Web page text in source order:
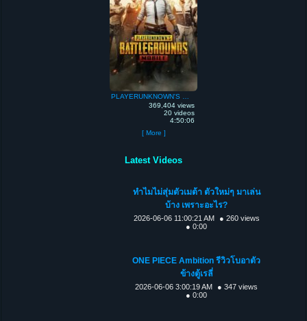
369,404 views
20 videos
4:50:06
[ More ]
Latest Videos
ทำไมไม่สุ่มตัวเมต้า ตัวใหม่ๆ มาเล่น
บ้าง เพราะอะไร?
2026-06-06 11:00:21 AM
● 260 views
● 0:00
ONE PIECE Ambition รีวิวโบอาตัว
ข้างตู้เรลี่
2026-06-06 3:00:19 AM
● 347 views
● 0:00